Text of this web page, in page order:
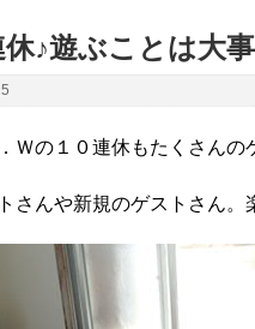
♪遊ぶことは大
の１０連休もたくさんの
さんや新規のゲストさん。